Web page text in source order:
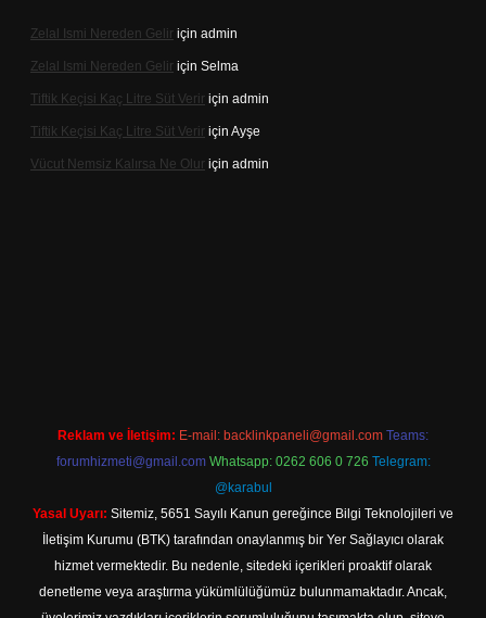
Zelal Ismi Nereden Gelir için admin
Zelal Ismi Nereden Gelir için Selma
Tiftik Keçisi Kaç Litre Süt Verir için admin
Tiftik Keçisi Kaç Litre Süt Verir için Ayşe
Vücut Nemsiz Kalırsa Ne Olur için admin
Reklam ve İletişim: E-mail: backlinkpaneli@gmail.com Teams:
forumhizmeti@gmail.com Whatsapp: 0262 606 0 726 Telegram:
@karabul
Yasal Uyarı: Sitemiz, 5651 Sayılı Kanun gereğince Bilgi Teknolojileri ve
İletişim Kurumu (BTK) tarafından onaylanmış bir Yer Sağlayıcı olarak
hizmet vermektedir. Bu nedenle, sitedeki içerikleri proaktif olarak
denetleme veya araştırma yükümlülüğümüz bulunmamaktadır. Ancak,